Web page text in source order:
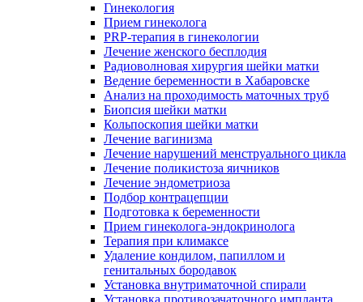
Гинекология
Прием гинеколога
PRP-терапия в гинекологии
Лечение женского бесплодия
Радиоволновая хирургия шейки матки
Ведение беременности в Хабаровске
Анализ на проходимость маточных труб
Биопсия шейки матки
Кольпоскопия шейки матки
Лечение вагинизма
Лечение нарушений менструального цикла
Лечение поликистоза яичников
Лечение эндометриоза
Подбор контрацепции
Подготовка к беременности
Прием гинеколога-эндокринолога
Терапия при климаксе
Удаление кондилом, папиллом и
генитальных бородавок
Установка внутриматочной спирали
Установка противозачаточного импланта